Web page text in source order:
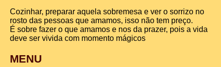
Cozinhar, preparar aquela sobremesa e ver o sorrizo no
rosto das pessoas que amamos, isso não tem preço.
É sobre fazer o que amamos e nos da prazer, pois a vida
deve ser vivida com momento mágicos
MENU